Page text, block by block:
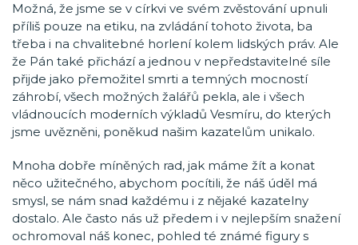
Možná, že jsme se v církvi ve svém zvěstování upnuli
příliš pouze na etiku, na zvládání tohoto života, ba
třeba i na chvalitebné horlení kolem lidských práv. Ale
že Pán také přichází a jednou v nepředstavitelné síle
přijde jako přemožitel smrti a temných mocností
záhrobí, všech možných žalářů pekla, ale i všech
vládnoucích moderních výkladů Vesmíru, do kterých
jsme uvězněni, poněkud našim kazatelům unikalo.
Mnoha dobře míněných rad, jak máme žít a konat
něco užitečného, abychom pocítili, že náš úděl má
smysl, se nám snad každému i z nějaké kazatelny
dostalo. Ale často nás už předem i v nejlepším snažení
ochromoval náš konec, pohled té známé figury s